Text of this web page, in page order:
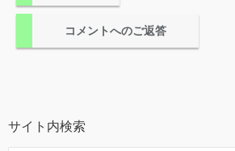
コメントへのご返答
サイト内検索